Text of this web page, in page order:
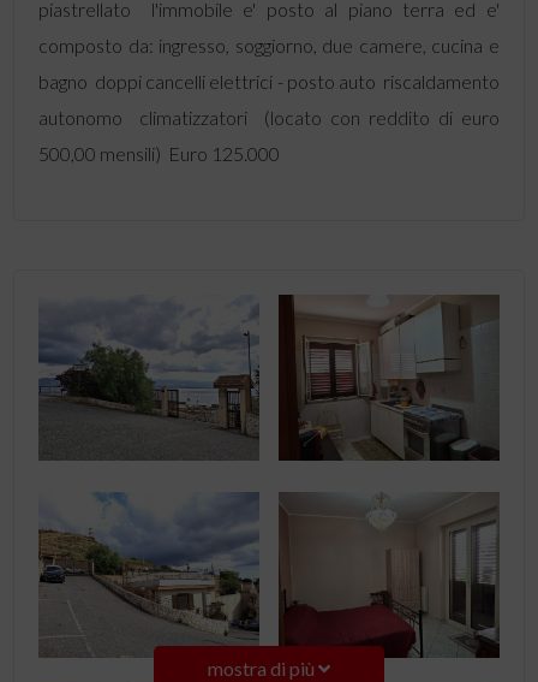
piastrellato  l'immobile e' posto al piano terra ed e'
composto da: ingresso, soggiorno, due camere, cucina e
bagno  doppi cancelli elettrici - posto auto  riscaldamento
autonomo  climatizzatori  (locato con reddito di euro
500,00 mensili)  Euro 125.000 
mostra di più